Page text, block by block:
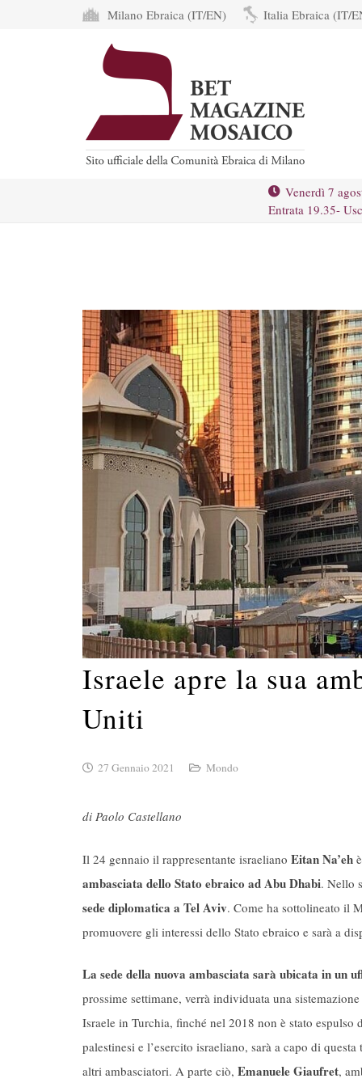
Milano Ebraica (IT/EN) Italia Ebraica (IT/
Venerdì 7
Entrata 19.35-
Israele apre la sua
Uniti
27 Gennaio 2021 Mondo
di Paolo Castellano
Il 24 gennaio il rappresentante israeliano Eitan Na’eh
ambasciata dello Stato ebraico ad Abu Dhabi. Nello
sede diplomatica a Tel Aviv. Come ha sottolineato il
promuovere gli interessi dello Stato ebraico e sarà a
La sede della nuova ambasciata sarà ubicata in un
prossime settimane, verrà individuata una
Israele in Turchia, finché nel 2018 non è stato
palestinesi e l’esercito israeliano, sarà a capo di
altri ambasciatori. A parte ciò, Emanuele Giaufret,